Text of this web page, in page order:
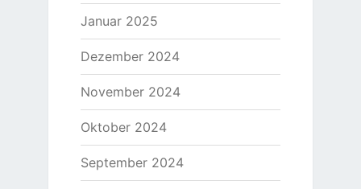
Januar 2025
Dezember 2024
November 2024
Oktober 2024
September 2024